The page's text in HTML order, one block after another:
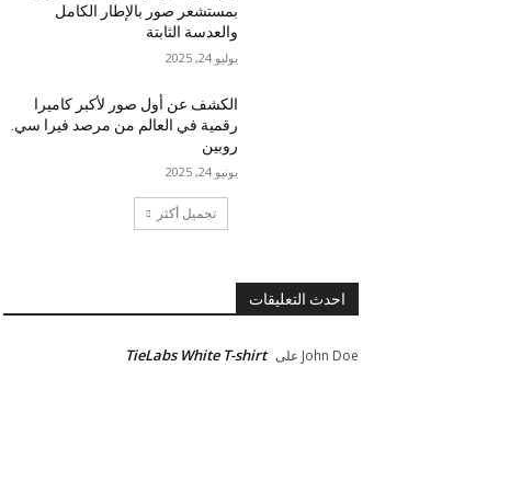
بمستشعر صور بالإطار الكامل
والعدسة الثابتة
يوليو 24, 2025
الكشف عن أول صور لأكبر كاميرا
رقمية في العالم من مرصد فيرا سي.
روبين
يونيو 24, 2025
تحميل أكثر
احدث التعليقات
John Doe على TieLabs White T-shirt